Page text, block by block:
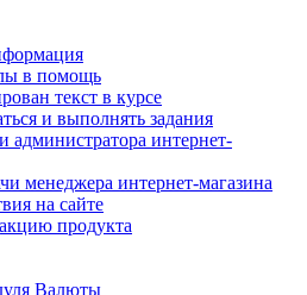
в помощь
текст в курсе
и выполнять задания
администратора интернет-
менеджера интернет-магазина
на сайте
продукта
Валюты